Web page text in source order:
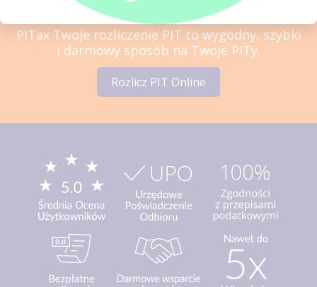
PITax Twoje rozliczenie PIT to wygodny, szybki
i darmowy sposób na Twoje PITy.
Rozlicz PIT Online